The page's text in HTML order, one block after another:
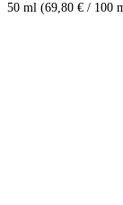
50 ml (69,80 € / 100